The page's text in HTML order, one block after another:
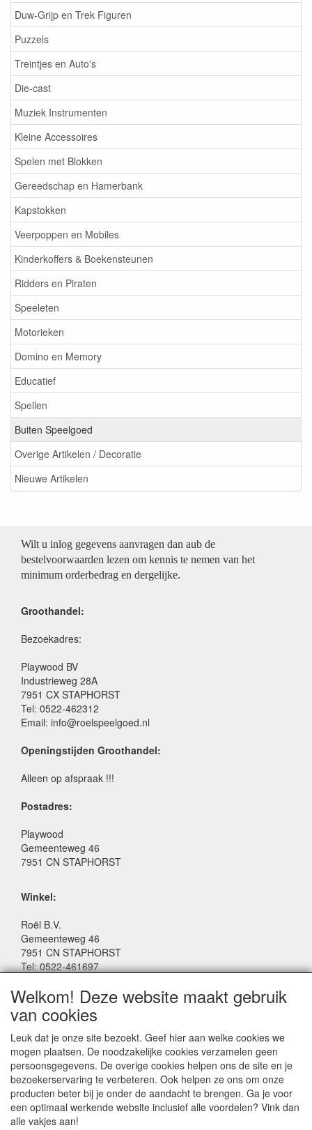
Duw-Grijp en Trek Figuren
Puzzels
Treintjes en Auto's
Die-cast
Muziek Instrumenten
Kleine Accessoires
Spelen met Blokken
Gereedschap en Hamerbank
Kapstokken
Veerpoppen en Mobiles
Kinderkoffers & Boekensteunen
Ridders en Piraten
Speeleten
Motorieken
Domino en Memory
Educatief
Spellen
Buiten Speelgoed
Overige Artikelen / Decoratie
Nieuwe Artikelen
Wilt u inlog gegevens aanvragen dan aub de
bestelvoorwaarden lezen om kennis te nemen van het
minimum orderbedrag en dergelijke.
Groothandel:
Bezoekadres:
Playwood BV
Industrieweg 28A
7951 CX STAPHORST
Tel: 0522-462312
Email: info@roelspeelgoed.nl
Openingstijden Groothandel:
Alleen op afspraak !!!
Postadres:
Playwood
Gemeenteweg 46
7951 CN STAPHORST
Winkel:
Roël B.V.
Gemeenteweg 46
7951 CN STAPHORST
Tel: 0522-461697
Facebook: www.facebook.com/roelspeelgoed
Openingstijden Winkel:
Maandag t/m Vrijdag: 9:00 - 17:30
Zaterdag: 9:00 - 17:00
Donderdagavond koopavond: 19:00 - 21:00
SERVICE
Welkom! Deze website maakt gebruik
van cookies
Leuk dat je onze site bezoekt. Geef hier aan welke cookies we
mogen plaatsen. De noodzakelijke cookies verzamelen geen
persoonsgegevens. De overige cookies helpen ons de site en je
bezoekerservaring te verbeteren. Ook helpen ze ons om onze
producten beter bij je onder de aandacht te brengen. Ga je voor
een optimaal werkende website inclusief alle voordelen? Vink dan
alle vakjes aan!